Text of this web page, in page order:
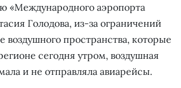
«Международного аэропорта
Голодова, из-за ограничений
воздушного пространства, которые
сегодня утром, воздушная
и не отправляла авиарейсы.